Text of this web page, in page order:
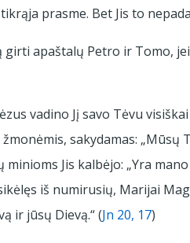
prasme. Bet Jis to
girti apaštalų Petro ir Tomo,
vadino Jį savo Tėvu
sakydamas: „Mūsų
minioms Jis kalbėjo: „Yra
iš numirusių, Marijai
ir jūsų Dievą.“ (Jn 20, 17)